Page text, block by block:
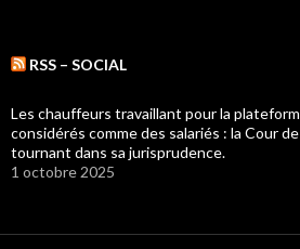
RSS – SOCIAL
Les chauffeurs travaillant pour la
considérés comme des salariés : la Cour
tournant dans sa jurisprudence.
1 octobre 2025